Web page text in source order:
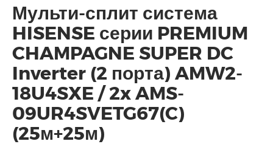
Мульти-сплит система
HISENSE серии PREMIUM
CHAMPAGNE SUPER DC
Inverter (2 порта) AMW2-
18U4SXE / 2x AMS-
09UR4SVETG67(C)
(25м+25м)